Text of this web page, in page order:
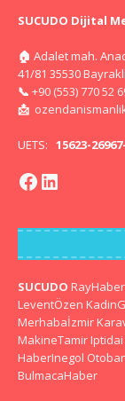
SUCUDO Dijital
🏠 Adalet mah.
41/81 35530
📞 +90 (553) 770 52
📩
UETS: 15623-
SUCUDO RayHaber
LeventÖzen
Merhabaİzmir
MakineTamir Iptidai
HaberInegol
BulmacaHaber